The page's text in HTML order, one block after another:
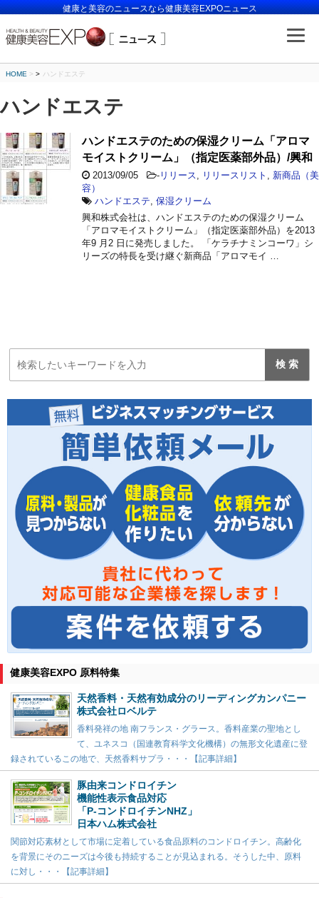
健康と美容のニュースなら健康美容EXPOニュース
HOME > ハンドエステ
ハンドエステ
ハンドエステのための保湿クリーム「アロマ
モイストクリーム」（指定医薬部外品）/興和
2013/09/05 - リリース リリースリスト
新商品（美
容）
ハンドエステ 保湿クリーム
興和株式会社は、ハンドエステのための保湿クリーム
「アロマモイストクリーム」（指定医薬部外品）を2013
年9 月2 日に発売しました。 「ケラチナミンコーワ」シ
リーズの特長を受け継ぐ新商品「アロマモイ …
健康美容EXPO 原料特集
天然香料・天然有効成分のリーディングカンパニー
株式会社ロベルテ
香料発祥の地 南フランス・グラース。香料産業の聖地とし
て、ユネスコ（国連教育科学文化機構）の無形文化遺産に登
録されているこの地で、天然香料サプラ・・・【記事詳細】
豚由来コンドロイチン
機能性表示食品対応
「P-コンドロイチンNHZ」
日本ハム株式会社
関節対応素材として市場に定着している食品原料のコンドロイチン。高齢化
を背景にそのニーズは今後も持続することが見込まれる。そうした中、原料
に対し・・・【記事詳細】